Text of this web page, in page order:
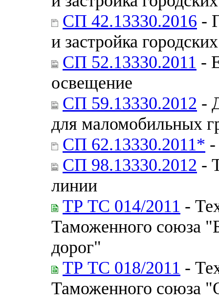
СП 42.13330.2016 -
и застройка
СП 52.13330.2011 -
освещение
СП 59.13330.2012 -
для маломобильных
СП 62.13330.2011* -
СП 98.13330.2012 -
линии
ТР ТС 014/2011 -
Таможенного союза
дорог"
ТР ТС 018/2011 -
Таможенного союза